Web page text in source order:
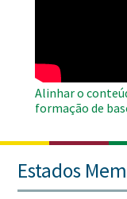
Alinhar o
formação de
Estados